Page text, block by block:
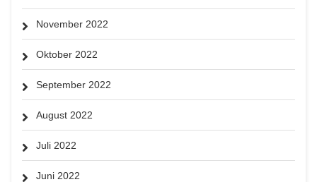
November 2022
Oktober 2022
September 2022
August 2022
Juli 2022
Juni 2022